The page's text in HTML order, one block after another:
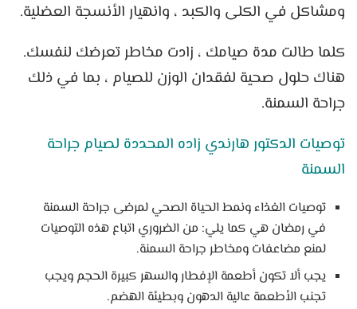
ومشاكل في الكلى والكبد ، وانهيار الأنسجة العضلية.
كلما طالت مدة صيامك ، زادت مخاطر تعرضك لنفسك.
هناك حلول صحية لفقدان الوزن للصيام ، بما في ذلك
جراحة السمنة.
توصيات الدكتور هارندي زاده المحددة لصيام جراحة
السمنة
توصيات الغذاء ونمط الحياة الصحي لمرضى جراحة السمنة
في رمضان هي كما يلي: من الضروري اتباع هذه التوصيات
لمنع مضاعفات ومخاطر جراحة السمنة.
يجب ألا تكون أطعمة الإفطار والسهر كبيرة الحجم ويجب
تجنب الأطعمة عالية الدهون وبطيئة الهضم.